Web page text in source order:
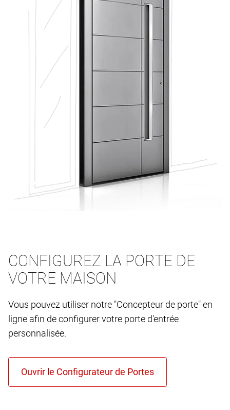
CONFIGUREZ LA PORTE DE
VOTRE MAISON
Vous pouvez utiliser notre "Concepteur de porte" en
ligne afin de configurer votre porte d'entrée
personnalisée.